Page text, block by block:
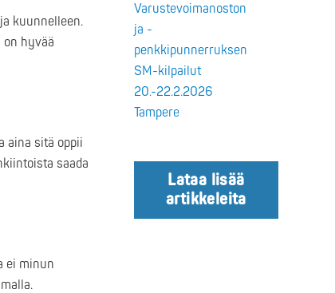
kuunnelleen.
hyvää
aina sitä oppii
saada
ei minun
Varustevoimanoston
ja -
penkkipunnerruksen
SM-kilpailut
20.-22.2.2026
Tampere
Lataa lisää
artikkeleita